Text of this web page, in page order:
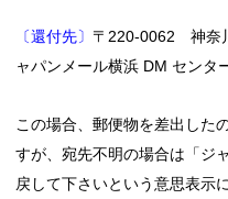
〔還付先〕 〒220-0062 神奈
ャパンメール横浜 DM センタ
この場合、郵便物を差出した
すが、宛先不明の場合は「ジ
戻して下さいという意思表示